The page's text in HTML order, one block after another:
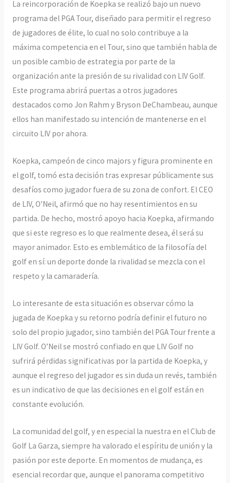
La reincorporación de Koepka se realizó bajo un nuevo
programa del PGA Tour, diseñado para permitir el regreso
de jugadores de élite, lo cual no solo contribuye a la
máxima competencia en el Tour, sino que también habla de
un posible cambio de estrategia por parte de la
organización ante la presión de su rivalidad con LIV Golf.
Este programa abrirá puertas a otros jugadores
destacados como Jon Rahm y Bryson DeChambeau, aunque
ellos han manifestado su intención de mantenerse en el
circuito LIV por ahora.
Koepka, campeón de cinco majors y figura prominente en
el golf, tomó esta decisión tras expresar públicamente sus
desafíos como jugador fuera de su zona de confort. El CEO
de LIV, O’Neil, afirmó que no hay resentimientos en su
partida. De hecho, mostró apoyo hacia Koepka, afirmando
que si este regreso es lo que realmente desea, él será su
mayor animador. Esto es emblemático de la filosofía del
golf en sí: un deporte donde la rivalidad se mezcla con el
respeto y la camaradería.
Lo interesante de esta situación es observar cómo la
jugada de Koepka y su retorno podría definir el futuro no
solo del propio jugador, sino también del PGA Tour frente a
LIV Golf. O’Neil se mostró confiado en que LIV Golf no
sufrirá pérdidas significativas por la partida de Koepka, y
aunque el regreso del jugador es sin duda un revés, también
es un indicativo de que las decisiones en el golf están en
constante evolución.
La comunidad del golf, y en especial la nuestra en el Club de
Golf La Garza, siempre ha valorado el espíritu de unión y la
pasión por este deporte. En momentos de mudança, es
esencial recordar que, aunque el panorama competitivo